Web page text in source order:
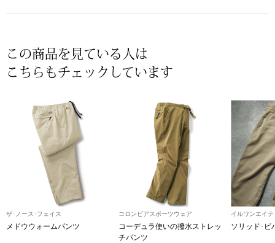
すべて見る アウター
ジャケット
コート
ブルゾン
この商品を見ている人は
こちらもチェックしています
ザ･ノース･フェイス
メドウウォームパンツ
コロンビアスポーツウェア
コーデュラ使いの撥水ストレッ
チパンツ
イルワンエイテ
ソリッド･ビ